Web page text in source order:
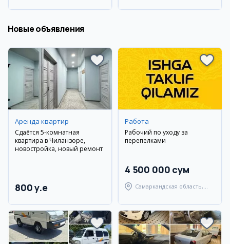
Новые объявления
Аренда квартир
Сдаётся 5-комнатная
квартира в Чиланзоре,
новостройка, новый ремонт
800 y.e
Работа
Рабочий по уходу за
перепелками
4 500 000 сум
Самаркандская область,